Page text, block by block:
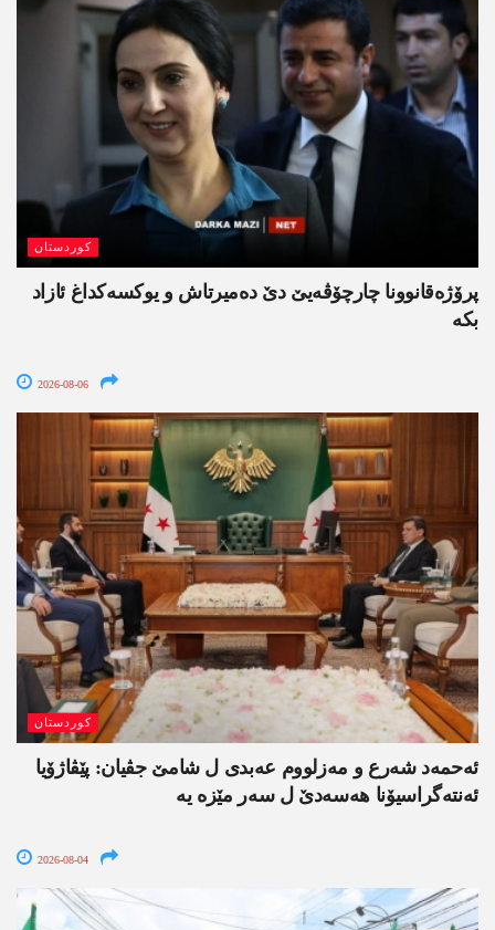
کوردستان
پرۆژەقانوونا چارچۆڤەیێ دێ دەمیرتاش و یوکسەکداغ ئازاد
بکە
2026-08-06
کوردستان
ئەحمەد شەرع و مەزلووم عەبدی ل شامێ جڤیان: پێڤاژۆیا
ئەنتەگراسیۆنا ھەسەدێ ل سەر مێزە یە
2026-08-04